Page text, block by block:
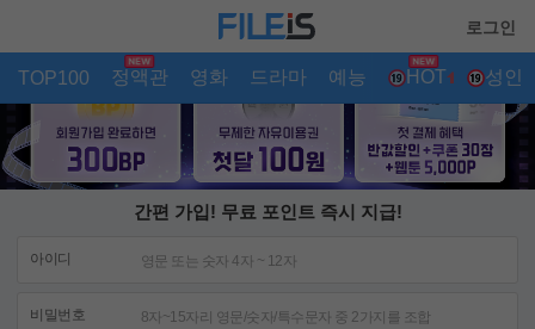
로그인
TOP100 정액관 영화 드라마 예능 HOT AI
성인
간편 가입! 무료 포인트 즉시 지급!
아이디
비밀번호